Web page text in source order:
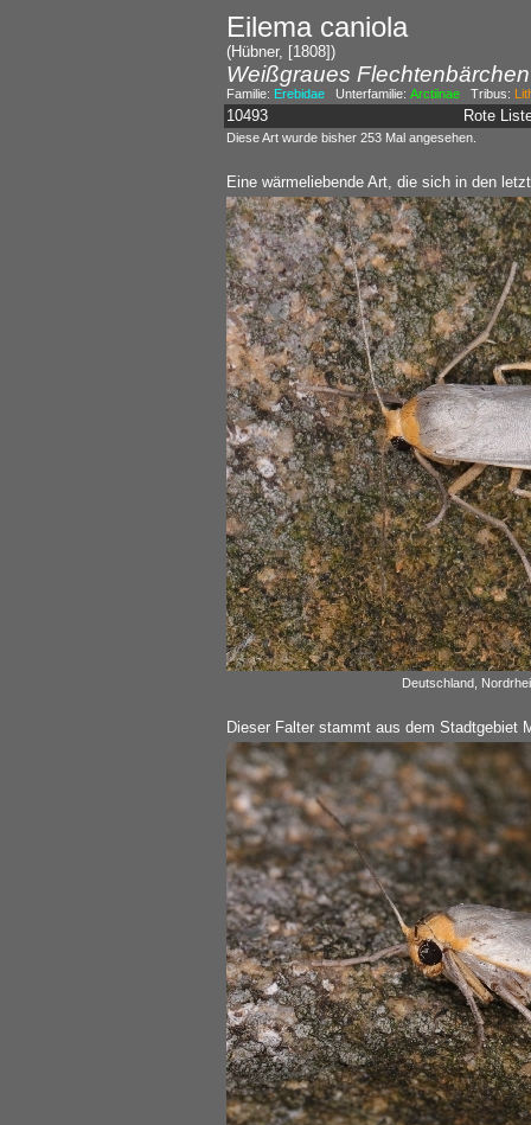
Eilema caniola
(Hübner, [1808])
Weißgraues Flechtenbärchen
Familie: ErebidaeUnterfamilie: ArctiinaeTribus:
10493 Rote
Diese Art wurde bisher 253 Mal angesehen.
Eine wärmeliebende Art, die sich in den
Deutschland,
Dieser Falter stammt aus dem Stadtgebiet